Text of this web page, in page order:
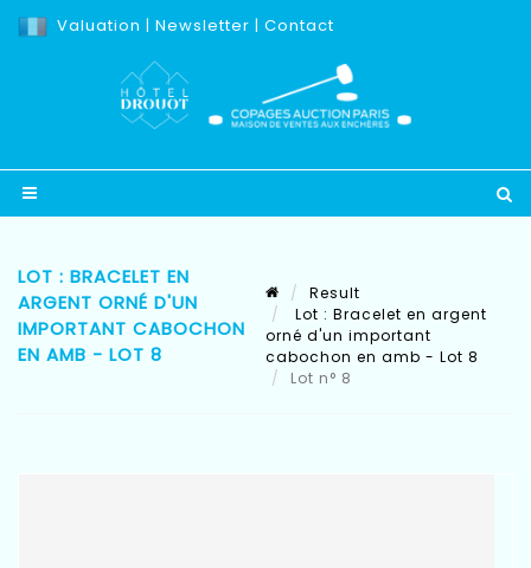
Valuation | Newsletter | Contact
LOT : BRACELET EN
ARGENT ORNÉ D'UN
IMPORTANT CABOCHON
EN AMB - LOT 8
Result
Lot : Bracelet en argent
orné d'un important
cabochon en amb - Lot 8
Lot n° 8